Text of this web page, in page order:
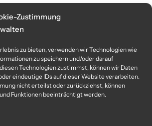
Zustimmung
zu bieten, verwenden wir Technologien wie
zu speichern und/oder darauf
Technologien zustimmst, können wir Daten
eindeutige IDs auf dieser Website verarbeiten.
nicht erteilst oder zurückziehst, können
Funktionen beeinträchtigt werden.